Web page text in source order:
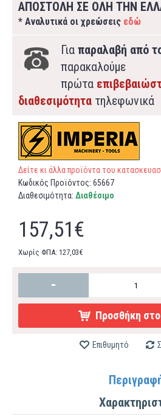
ΑΠΟΣΤΟΛΗ ΣΕ ΟΛΗ ΤΗΝ
* Αναλυτικά οι χρεώσεις εδώ
Για παραλαβή από
παρακαλούμε
πρώτα
διαθεσιμότητα τηλεφωνικά
Δείτε κι άλλα προϊόντα του
Κωδικός Προϊόντος: 65667
Διαθεσιμότητα: Διαθέσιμο
157,51€
Χωρίς ΦΠΑ: 127,03€
-
Προσθήκη στο
Επιθυμητό